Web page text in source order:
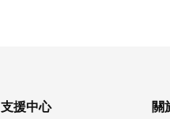
支援中心 關